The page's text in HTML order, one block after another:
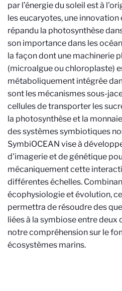
par l’énergie du soleil est à
les eucaryotes, une
répandu la photosynthèse
son importance dans les
la façon dont une machinerie
(microalgue ou chloroplaste)
métaboliquement intégrée
sont les mécanismes sous-
cellules de transporter les
la photosynthèse et la
des systèmes symbiotiques
SymbiOCEAN vise à
d'imagerie et de génétique
mécaniquement cette
différentes échelles.
écophysiologie et évolution,
permettra de résoudre des
liées à la symbiose entre
notre compréhension sur le
écosystèmes marins.